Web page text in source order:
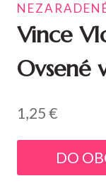
Vince
Ovsené
1,25€
DO